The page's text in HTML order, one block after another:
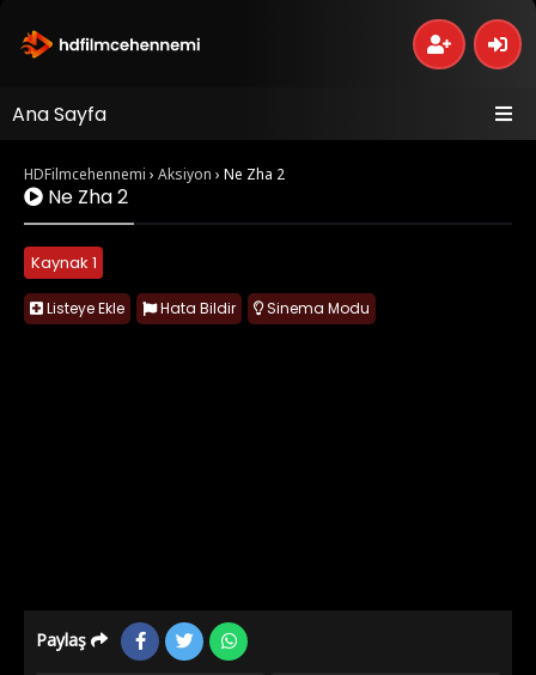
Ana Sayfa
HDFilmcehennemi › Aksiyon › Ne Zha 2
Ne Zha 2
Kaynak 1
Listeye Ekle Hata Bildir Sinema Modu
Paylaş